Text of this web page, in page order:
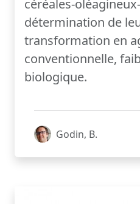
céréales-
détermination de
transformation en
conventionnelle,
biologique.
Godin, B.